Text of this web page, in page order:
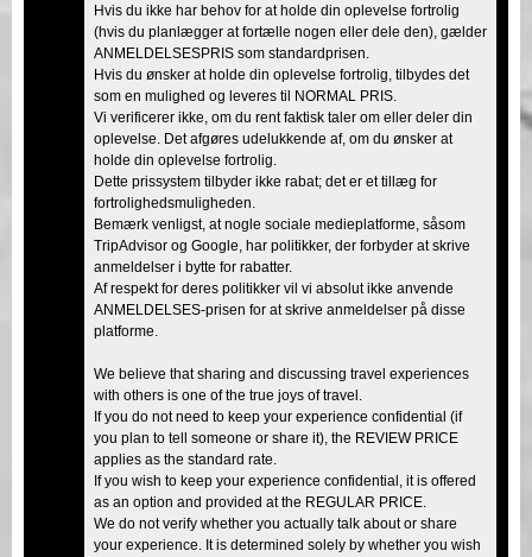
Hvis du ikke har behov for at holde din oplevelse fortrolig
(hvis du planlægger at fortælle nogen eller dele den), gælder
ANMELDELSESPRIS som standardprisen.
Hvis du ønsker at holde din oplevelse fortrolig, tilbydes det
som en mulighed og leveres til NORMAL PRIS.
Vi verificerer ikke, om du rent faktisk taler om eller deler din
oplevelse. Det afgøres udelukkende af, om du ønsker at
holde din oplevelse fortrolig.
Dette prissystem tilbyder ikke rabat; det er et tillæg for
fortrolighedsmuligheden.
Bemærk venligst, at nogle sociale medieplatforme, såsom
TripAdvisor og Google, har politikker, der forbyder at skrive
anmeldelser i bytte for rabatter.
Af respekt for deres politikker vil vi absolut ikke anvende
ANMELDELSES-prisen for at skrive anmeldelser på disse
platforme.
We believe that sharing and discussing travel experiences
with others is one of the true joys of travel.
If you do not need to keep your experience confidential (if
you plan to tell someone or share it), the REVIEW PRICE
applies as the standard rate.
If you wish to keep your experience confidential, it is offered
as an option and provided at the REGULAR PRICE.
We do not verify whether you actually talk about or share
your experience. It is determined solely by whether you wish